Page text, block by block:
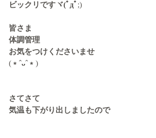
ビックリですヾ(ﾟдﾟ ;)
皆さま
体調管理
お気をつけくださいませ
( ﹡ ˆᴗˆ ﹡ )
さてさて
気温も下がり出しましたので